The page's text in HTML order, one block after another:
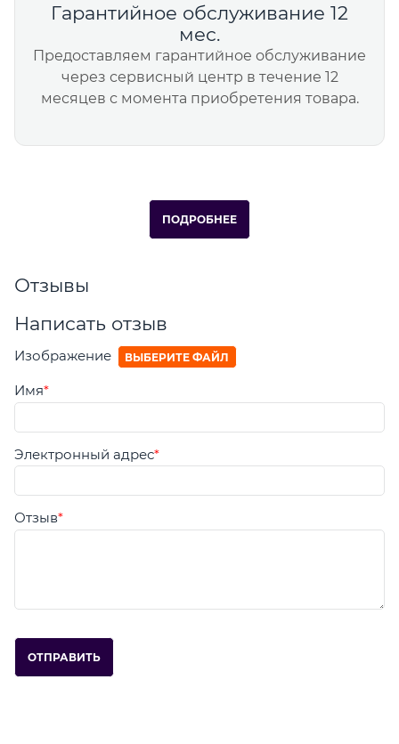
Гарантийное обслуживание 12
мес.
Предоставляем гарантийное обслуживание
через сервисный центр в течение 12
месяцев с момента приобретения товара.
ПОДРОБНЕЕ
Отзывы
Написать отзыв
Изображение ВЫБЕРИТЕ ФАЙЛ
Имя
Электронный адрес
Отзыв